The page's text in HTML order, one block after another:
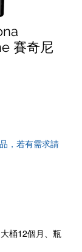
賽奇尼
，若有需求請
桶12個月、瓶